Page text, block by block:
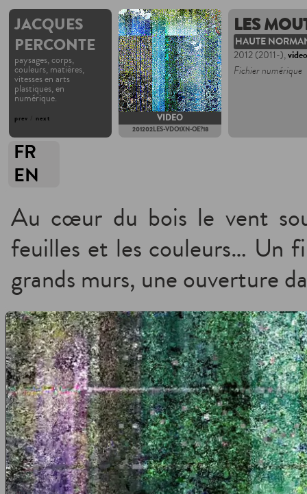
JACQUES
PERCONTE
paysages, corps,
couleurs, matières,
vitesses en arts
plastiques, en
numérique.
prev next VIDEO
201202LES-VDO1XN-OE?18
LES
HAUTE
2012 (2011-),video
Fichier numérique
FR
EN
Au cœur du bois le vent
feuilles et les couleurs… Un
grands murs, une ouverture